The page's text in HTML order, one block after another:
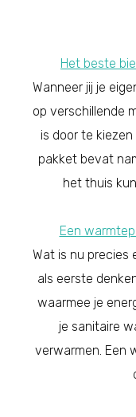
Het beste
Wanneer jij je
op verschillende
is door te
pakket bevat
het thuis
Een
Wat is nu precies
als eerste
waarmee je
je sanitaire
verwarmen. Een